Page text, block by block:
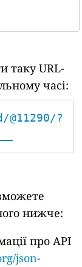
таку URL-
часі:
?
нижче:
про API
json-